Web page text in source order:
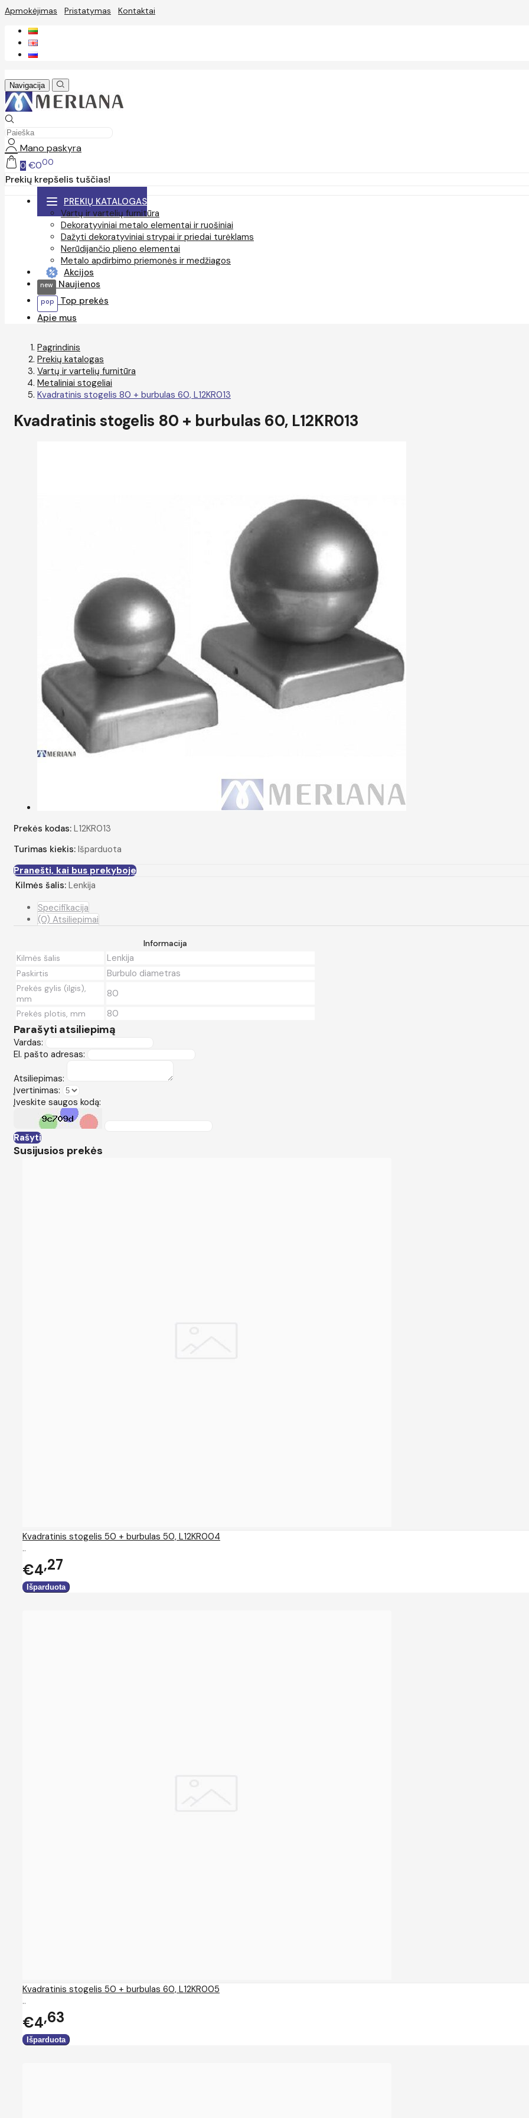
Apmokėjimas Pristatymas Kontaktai
Navigacija
Mano paskyra
0 €000
Prekių krepšelis tuščias!
PREKIŲ KATALOGAS
Vartų ir vartelių furnitūra
Dekoratyviniai metalo elementai ir ruošiniai
Dažyti dekoratyviniai strypai ir priedai turėklams
Nerūdijančio plieno elementai
Metalo apdirbimo priemonės ir medžiagos
Akcijos
Naujienos
Top prekės
Apie mus
Pagrindinis
Prekių katalogas
Vartų ir vartelių furnitūra
Metaliniai stogeliai
Kvadratinis stogelis 80 + burbulas 60, L12KR013
Kvadratinis stogelis 80 + burbulas 60, L12KR013
Prekės kodas: L12KR013
Turimas kiekis: Išparduota
Pranešti, kai bus prekyboje
Kilmės šalis: Lenkija
Specifikacija
(0) Atsiliepimai
Informacija
Kilmės šalis
Lenkija
Paskirtis Burbulo diametras
Prekės gylis (ilgis),
mm
80
Prekės plotis, mm 80
Parašyti atsiliepimą
Vardas:
El. pašto adresas:
Atsiliepimas:
Įvertinimas:
Įveskite saugos kodą:
Rašyti
Susijusios prekės
Kvadratinis stogelis 50 + burbulas 50, L12KR004
..
€4 27
Kvadratinis stogelis 50 + burbulas 60, L12KR005
..
€4 63